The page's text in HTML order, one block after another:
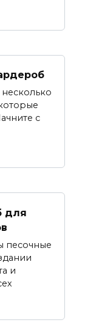
с
для
песочные
и